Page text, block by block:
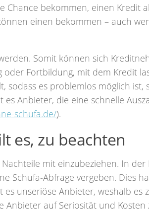
Chance bekommen, einen Kredit
einen bekommen – auch
Somit können sich
Fortbildung, mit dem Kredit
sodass es problemlos möglich
Anbieter, die eine schnelle
schufa.de/).
es, zu beachten
mit einzubeziehen. In der
Schufa-Abfrage vergeben. Dies
unseriöse Anbieter, weshalb es
Anbieter auf Seriosität und Kosten